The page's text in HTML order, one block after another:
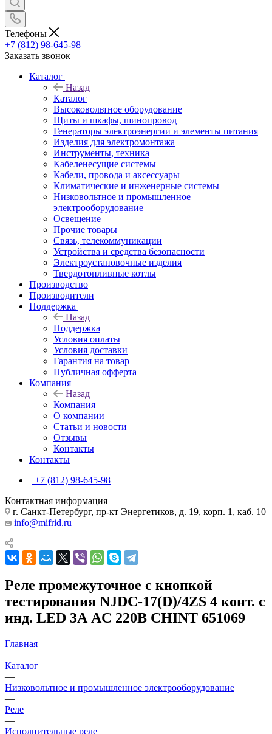
Телефоны
+7 (812) 98-645-98
Заказать звонок
Каталог
Назад
Каталог
Высоковольтное оборудование
Щиты и шкафы, шинопровод
Генераторы электроэнергии и элементы питания
Изделия для электромонтажа
Инструменты, техника
Кабеленесущие системы
Кабели, провода и аксессуары
Климатические и инженерные системы
Низковольтное и промышленное
электрооборудование
Освещение
Прочие товары
Связь, телекоммуникации
Устройства и средства безопасности
Электроустановочные изделия
Твердотопливные котлы
Производство
Производители
Поддержка
Назад
Поддержка
Условия оплаты
Условия доставки
Гарантия на товар
Публичная офферта
Компания
Назад
Компания
О компании
Статьи и новости
Отзывы
Контакты
Контакты
+7 (812) 98-645-98
Контактная информация
г. Санкт-Петербург, пр-кт Энергетиков, д. 19, корп. 1, каб. 10
info@mifrid.ru
Реле промежуточное с кнопкой
тестирования NJDC-17(D)/4ZS 4 конт. с
инд. LED 3А AC 220В CHINT 651069
Главная
—
Каталог
—
Низковольтное и промышленное электрооборудование
—
Реле
—
Исполнительные реле